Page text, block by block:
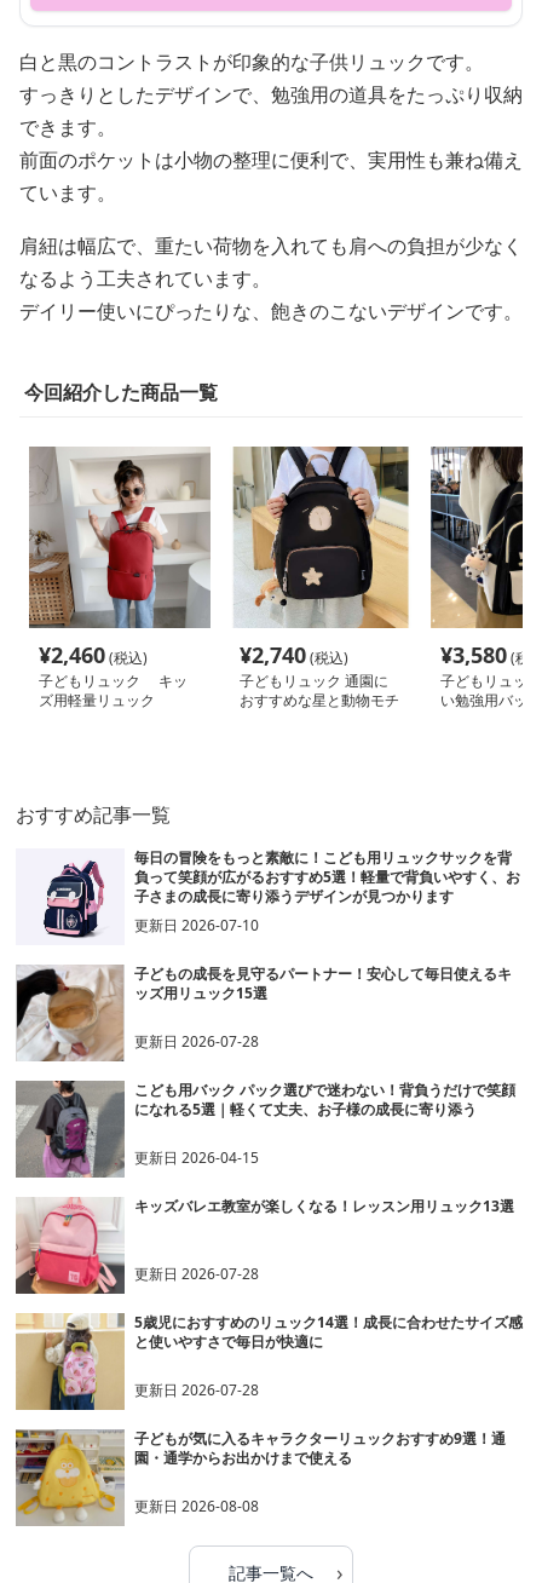
白と黒のコントラストが印象的な子供リュックです。
すっきりとしたデザインで、勉強用の道具をたっぷり収納
できます。
前面のポケットは小物の整理に便利で、実用性も兼ね備え
ています。
肩紐は幅広で、重たい荷物を入れても肩への負担が少なく
なるよう工夫されています。
デイリー使いにぴったりな、飽きのこないデザインです。
今回紹介した商品一覧
¥2,460(税込)
子どもリュック キッ
ズ用軽量リュック
¥2,740(税込)
子どもリュック 通園に
おすすめな星と動物モチ
¥3,580(税
子どもリュッ
い勉強用バッ
おすすめ記事一覧
毎日の冒険をもっと素敵に！こども用リュックサックを背
負って笑顔が広がるおすすめ5選！軽量で背負いやすく、お
子さまの成長に寄り添うデザインが見つかります
更新日2026-07-10
子どもの成長を見守るパートナー！安心して毎日使えるキ
ッズ用リュック15選
更新日2026-07-28
こども用バック パック選びで迷わない！背負うだけで笑顔
になれる5選｜軽くて丈夫、お子様の成長に寄り添う
更新日2026-04-15
キッズバレエ教室が楽しくなる！レッスン用リュック13選
更新日2026-07-28
5歳児におすすめのリュック14選！成長に合わせたサイズ感
と使いやすさで毎日が快適に
更新日2026-07-28
子どもが気に入るキャラクターリュックおすすめ9選！通
園・通学からお出かけまで使える
更新日2026-08-08
記事一覧へ ›